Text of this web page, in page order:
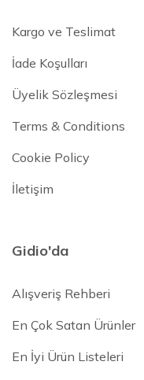
Kargo ve Teslimat
İade Koşulları
Üyelik Sözleşmesi
Terms & Conditions
Cookie Policy
İletişim
Gidio'da
Alışveriş Rehberi
En Çok Satan Ürünler
En İyi Ürün Listeleri